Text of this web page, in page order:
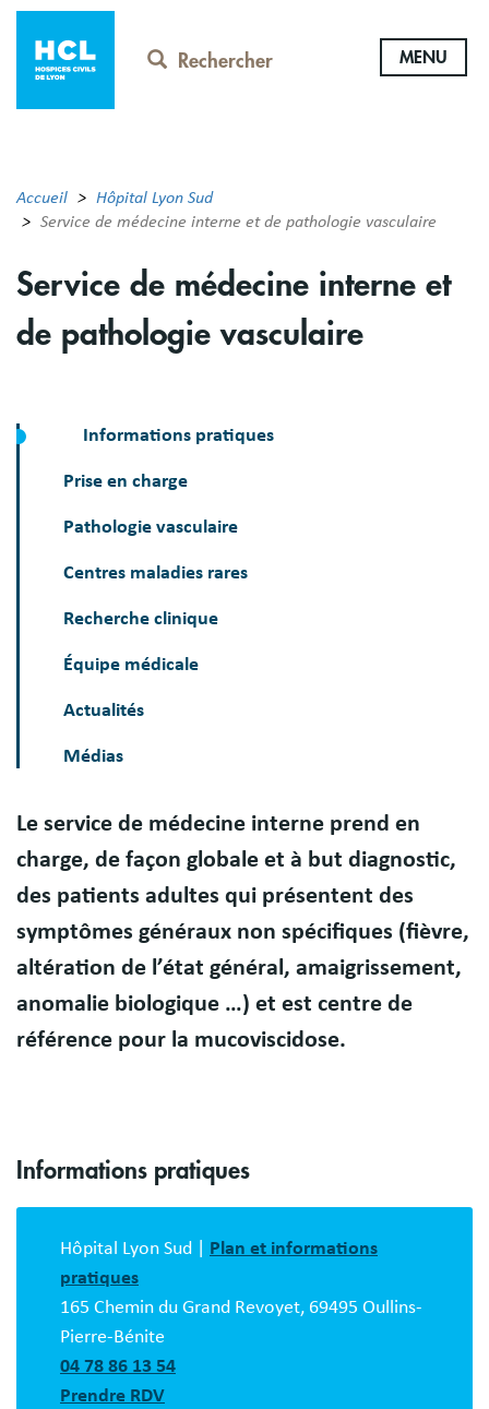
Aller
contenu
principal
Rechercher MENU
Accueil
Hôpital Lyon Sud
Service de médecine interne et de pathologie vasculaire
Service de médecine interne et
de pathologie vasculaire
Informations pratiques
Prise en charge
Pathologie vasculaire
Centres maladies rares
Recherche clinique
Équipe médicale
Actualités
Médias
Présentation
Le service de médecine interne prend en
charge, de façon globale et à but diagnostic,
des patients adultes qui présentent des
symptômes généraux non spécifiques (fièvre,
altération de l’état général, amaigrissement,
anomalie biologique …) et est centre de
référence pour la mucoviscidose.
Bloc
description
Informations pratiques
Hôpital Lyon Sud | Plan et informations
pratiques
165 Chemin du Grand Revoyet, 69495 Oullins-
Pierre-Bénite
04 78 86 13 54
Prendre RDV